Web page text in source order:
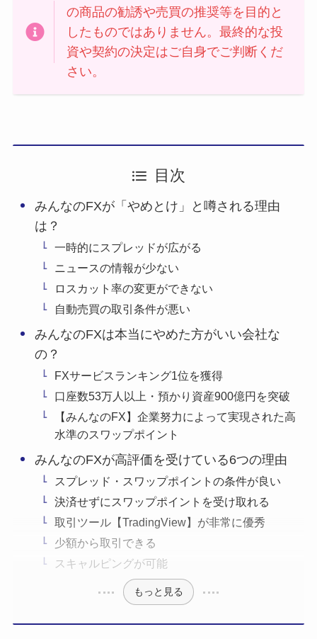
の商品の勧誘や売買の推奨等を目的と
したものではありません。最終的な投
資や契約の決定はご自身でご判断くだ
さい。
目次
みんなのFXが「やめとけ」と噂される理由
は？
一時的にスプレッドが広がる
ニュースの情報が少ない
ロスカット率の変更ができない
自動売買の取引条件が悪い
みんなのFXは本当にやめた方がいい会社な
の？
FXサービスランキング1位を獲得
口座数53万人以上・預かり資産900億円を突破
【みんなのFX】企業努力によって実現された高
水準のスワップポイント
みんなのFXが高評価を受けている6つの理由
スプレッド・スワップポイントの条件が良い
決済せずにスワップポイントを受け取れる
取引ツール【TradingView】が非常に優秀
少額から取引できる
スキャルピングが可能
もっと見る